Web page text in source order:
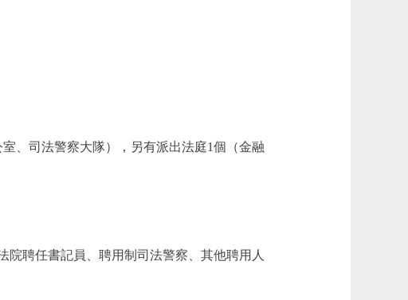
、司法警察大隊），另有派出法庭1個（金融
聘任書記員、聘用制司法警察、其他聘用人